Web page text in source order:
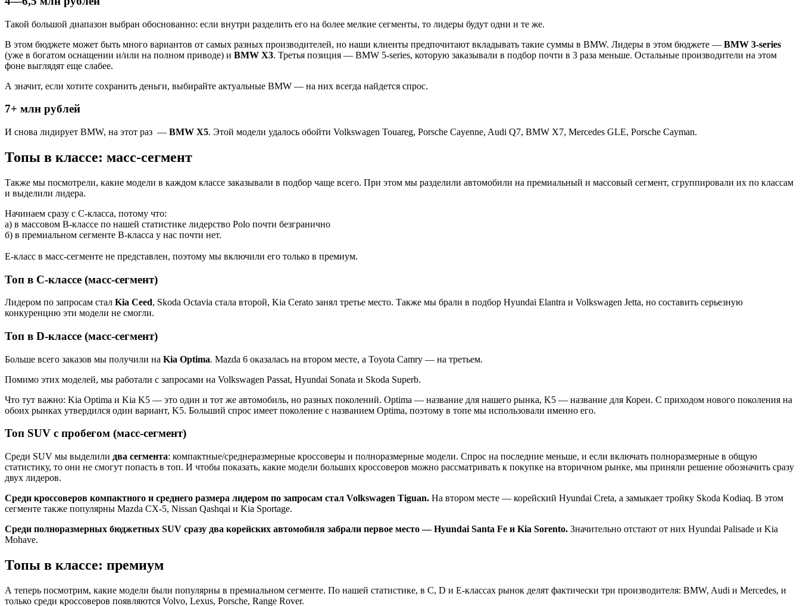
Такой большой диапазон выбран обоснованно: если внутри разделить его на более мелкие сегменты, то лидеры будут одни и те же.
В этом бюджете может быть много вариантов от самых разных производителей, но наши клиенты предпочитают вкладывать такие суммы в BMW. Лидеры в этом бюджете — BMW 3-series
(уже в богатом оснащении и/или на полном приводе) и BMW X3. Третья позиция — BMW 5-series, которую заказывали в подбор почти в 3 раза меньше. Остальные производители на этом
фоне выглядят еще слабее.
А значит, если хотите сохранить деньги, выбирайте актуальные BMW — на них всегда найдется спрос.
7+ млн рублей
И снова лидирует BMW, на этот раз — BMW X5. Этой модели удалось обойти Volkswagen Touareg, Porsche Cayenne, Audi Q7, BMW X7, Mercedes GLE, Porsche Cayman.
Топы в классе: масс-сегмент
Также мы посмотрели, какие модели в каждом классе заказывали в подбор чаще всего. При этом мы разделили автомобили на премиальный и массовый сегмент, сгруппировали их по классам
и выделили лидера.
Начинаем сразу с C-класса, потому что:
а) в массовом B-классе по нашей статистике лидерство Polo почти безгранично
б) в премиальном сегменте B-класса у нас почти нет.
E-класс в масс-сегменте не представлен, поэтому мы включили его только в премиум.
Топ в C-классе (масс-сегмент)
Лидером по запросам стал Kia Ceed, Skoda Octavia стала второй, Kia Cerato занял третье место. Также мы брали в подбор Hyundai Elantra и Volkswagen Jetta, но составить серьезную
конкуренцию эти модели не смогли.
Топ в D-классе (масс-сегмент)
Больше всего заказов мы получили на Kia Optima. Mazda 6 оказалась на втором месте, а Toyota Camry — на третьем.
Помимо этих моделей, мы работали с запросами на Volkswagen Passat, Hyundai Sonata и Skoda Superb.
Что тут важно: Kia Optima и Kia K5 — это один и тот же автомобиль, но разных поколений. Optima — название для нашего рынка, K5 — название для Кореи. С приходом нового поколения на
обоих рынках утвердился один вариант, K5. Больший спрос имеет поколение с названием Optima, поэтому в топе мы использовали именно его.
Топ SUV с пробегом (масс-сегмент)
Среди SUV мы выделили два сегмента: компактные/среднеразмерные кроссоверы и полноразмерные модели. Спрос на последние меньше, и если включать полноразмерные в общую
статистику, то они не смогут попасть в топ. И чтобы показать, какие модели больших кроссоверов можно рассматривать к покупке на вторичном рынке, мы приняли решение обозначить сразу
двух лидеров.
Среди кроссоверов компактного и среднего размера лидером по запросам стал Volkswagen Tiguan. На втором месте — корейский Hyundai Creta, а замыкает тройку Skoda Kodiaq. В этом
сегменте также популярны Mazda CX-5, Nissan Qashqai и Kia Sportage.
Среди полноразмерных бюджетных SUV сразу два корейских автомобиля забрали первое место — Hyundai Santa Fe и Kia Sorento. Значительно отстают от них Hyundai Palisade и Kia
Mohave.
Топы в классе: премиум
А теперь посмотрим, какие модели были популярны в премиальном сегменте. По нашей статистике, в C, D и E-классах рынок делят фактически три производителя: BMW, Audi и Mercedes, и
только среди кроссоверов появляются Volvo, Lexus, Porsche, Range Rover.